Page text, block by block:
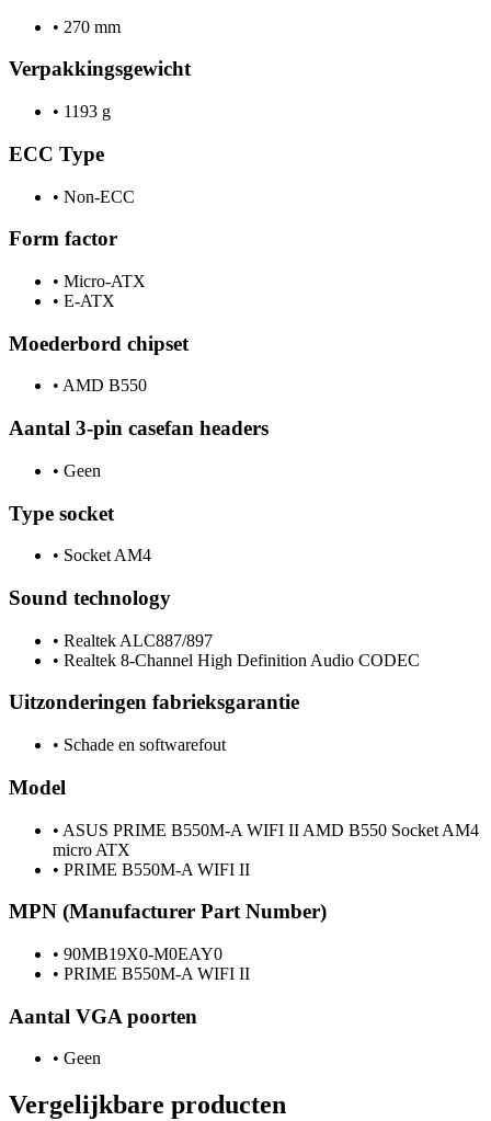
• 270 mm
Verpakkingsgewicht
• 1193 g
ECC Type
• Non-ECC
Form factor
• Micro-ATX
• E-ATX
Moederbord chipset
• AMD B550
Aantal 3-pin casefan headers
• Geen
Type socket
• Socket AM4
Sound technology
• Realtek ALC887/897
• Realtek 8-Channel High Definition Audio CODEC
Uitzonderingen fabrieksgarantie
• Schade en softwarefout
Model
• ASUS PRIME B550M-A WIFI II AMD B550 Socket AM4
micro ATX
• PRIME B550M-A WIFI II
MPN (Manufacturer Part Number)
• 90MB19X0-M0EAY0
• PRIME B550M-A WIFI II
Aantal VGA poorten
• Geen
Vergelijkbare producten